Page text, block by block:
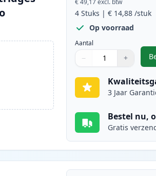
€ 49,17 excl. btw
4 Stuks |€ 14,88 /stuk
Op voorraad
Aantal
Aantal
Gebruik de knoppen
− +
Aantal 1
3 Jaar
Bestel nu,
Gratis